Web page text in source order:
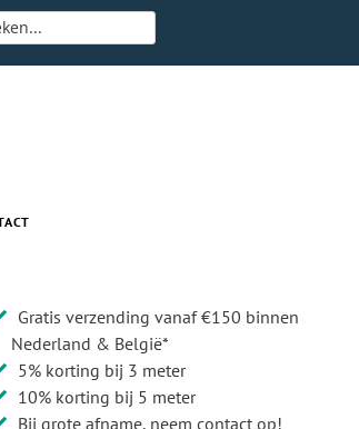
Gratis verzending vanaf €150 binnen
Nederland & België*
5% korting bij 3 meter
10% korting bij 5 meter
Bij grote afname, neem contact op!